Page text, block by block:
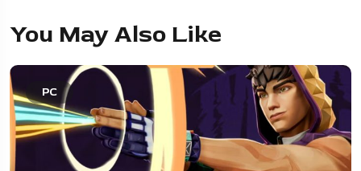
You May Also Like
PC